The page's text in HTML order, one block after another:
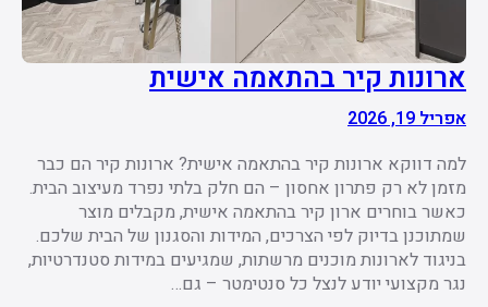
ארונות קיר בהתאמה אישית
אפריל 19, 2026
למה דווקא ארונות קיר בהתאמה אישית? ארונות קיר הם כבר
מזמן לא רק פתרון אחסון – הם חלק בלתי נפרד מעיצוב הבית.
כאשר בוחרים ארון קיר בהתאמה אישית, מקבלים מוצר
שמתוכנן בדיוק לפי הצרכים, המידות והסגנון של הבית שלכם.
בניגוד לארונות מוכנים מרשתות, שמגיעים במידות סטנדרטיות,
נגר מקצועי יודע לנצל כל סנטימטר – גם…